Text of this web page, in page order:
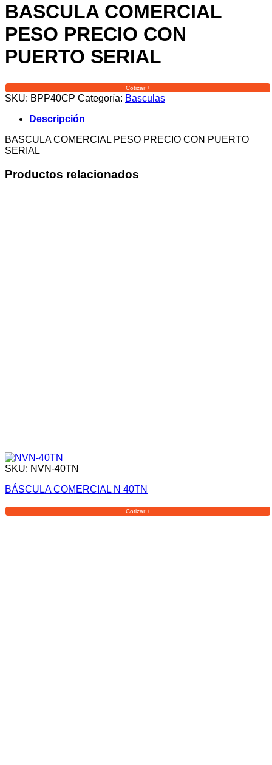
BASCULA COMERCIAL
PESO PRECIO CON
PUERTO SERIAL
Cotizar +
SKU: BPP40CP Categoría: Basculas
Descripción
BASCULA COMERCIAL PESO PRECIO CON PUERTO
SERIAL
Productos relacionados
SKU: NVN-40TN
BÁSCULA COMERCIAL N 40TN
Cotizar +